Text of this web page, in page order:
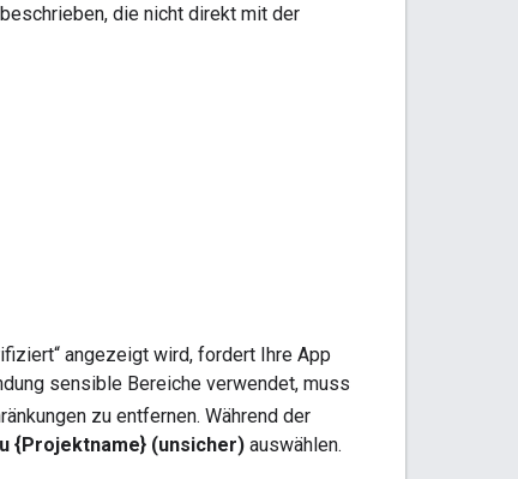
die nicht direkt mit der
angezeigt wird, fordert Ihre App
sensible Bereiche verwendet, muss
zu entfernen. Während der
{Projektname} (unsicher) auswählen.